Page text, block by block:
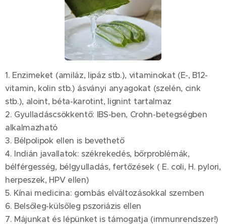
1. Enzimeket (amiláz, lipáz stb.), vitaminokat (E-, B12-
vitamin, kolin stb.) ásványi anyagokat (szelén, cink
stb.), aloint, béta-karotint, lignint tartalmaz
2. Gyulladáscsökkentő: IBS-ben, Crohn-betegségben
alkalmazható
3. Bélpolipok ellen is bevethető
4. Indián javallatok: székrekedés, bőrproblémák,
bélférgesség, bélgyulladás, fertőzések ( E. coli, H. pylori,
herpeszek, HPV ellen)
5. Kínai medicina: gombás elváltozásokkal szemben
6. Belsőleg-külsőleg pszoriázis ellen
7. Májunkat és lépünket is támogatja (immunrendszer!)